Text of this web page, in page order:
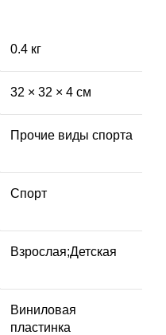
0.4 кг
32 × 32 × 4 см
Прочие виды спорта
Спорт
Взрослая;Детская
Виниловая
пластинка